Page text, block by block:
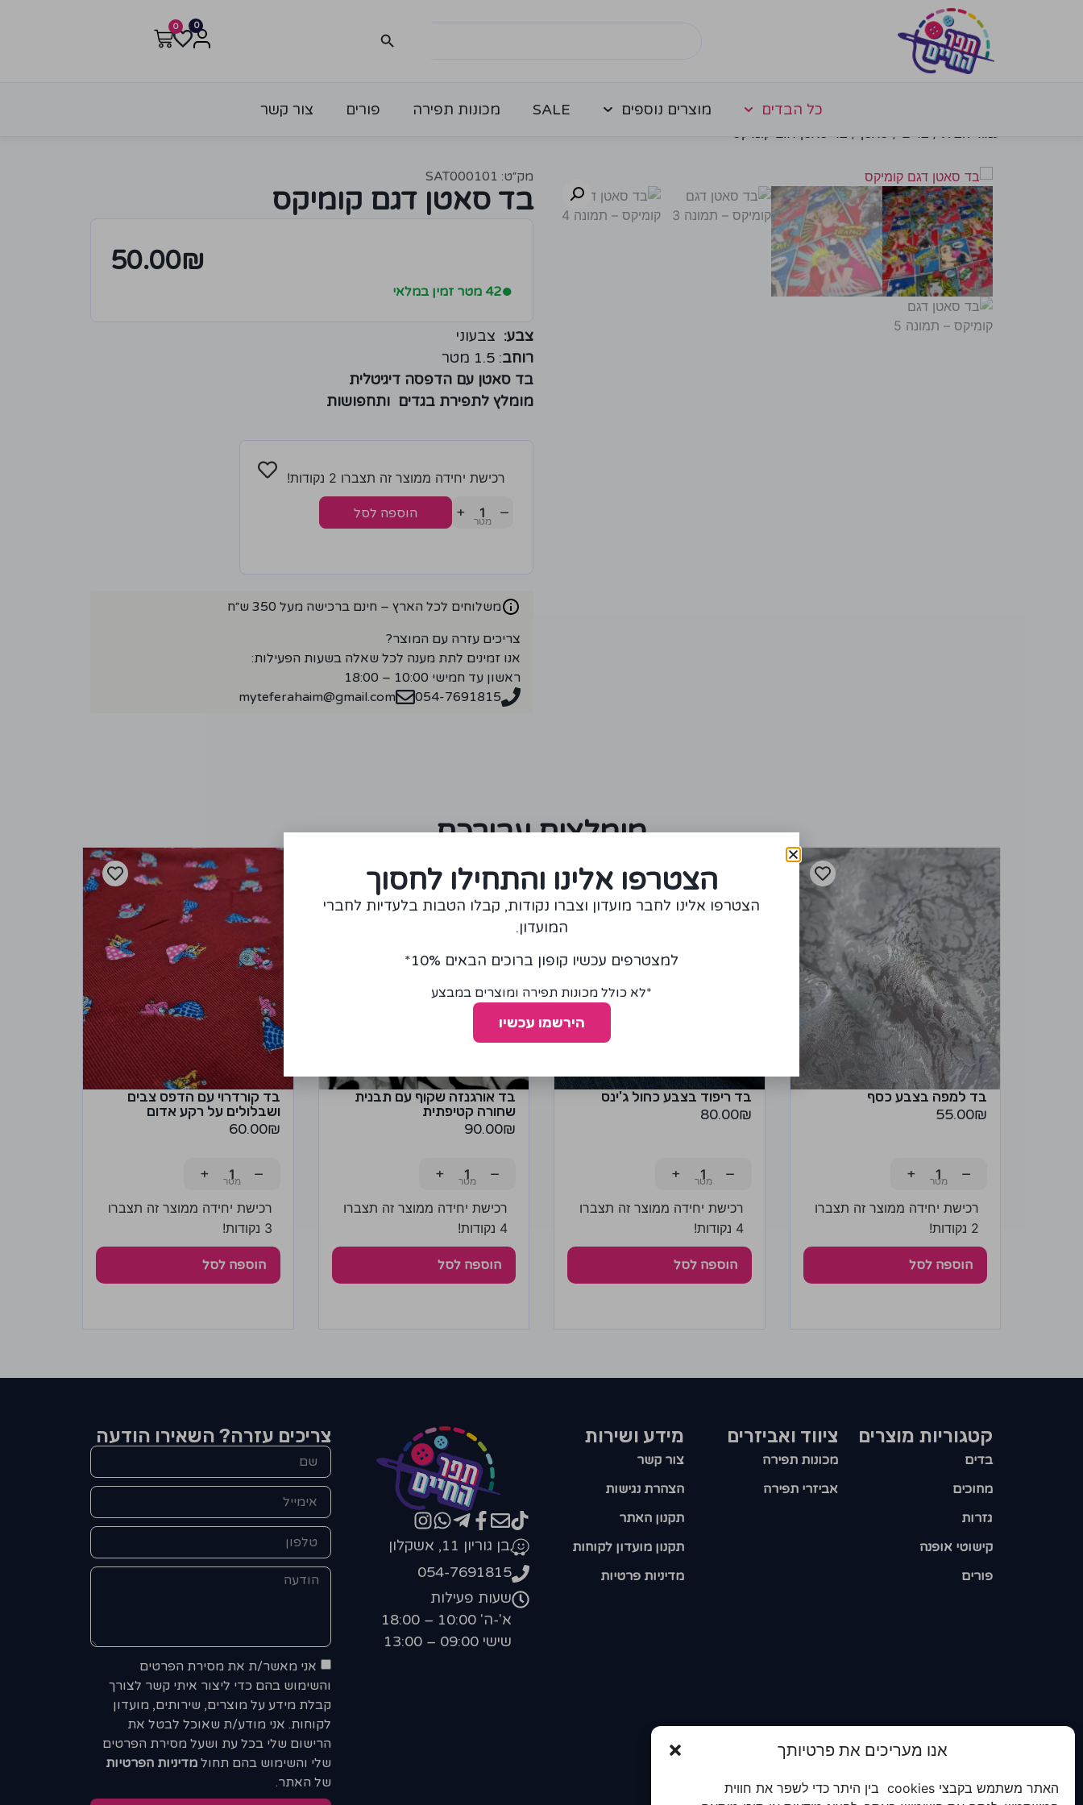
אנו מעריכים את פרטיותך
האתר משתמש בקבצי cookies בין היתר כדי לשפר את חווית
0
0
כל הבדים מוצרים נוספים SALE מכונות תפירה פורים צור קשר
מק״ט: SAT000101
בד סאטן דגם קומיקס
50.00₪
●42 מטר זמין במלאי
צבע: צבעוני
רוחב: 1.5 מטר
בד סאטן עם הדפסה דיגיטלית
מומלץ לתפירת בגדים ותחפושות
רכישת יחידה ממוצר זה תצברו 2 נקודות!
−
+ הוספה לסל
משלוחים לכל הארץ – חינם ברכישה מעל 350 ש״ח
צריכים עזרה עם המוצר?
אנו זמינים לתת מענה לכל שאלה בשעות הפעילות:
ראשון עד חמישי 10:00 – 18:00
054-7691815
myteferahaim@gmail.com
מומלצים עבורכם
בד למפה בצבע כסף
55.00₪
−
+
רכישת יחידה ממוצר זה תצברו
2 נקודות!
הוספה לסל
בד ריפוד בצבע כחול ג'ינס
80.00₪
−
+
רכישת יחידה ממוצר זה תצברו
4 נקודות!
הוספה לסל
בד אורגנזה שקוף עם תבנית
שחורה קטיפתית
90.00₪
−
+
רכישת יחידה ממוצר זה תצברו
4 נקודות!
הוספה לסל
בד קורדרוי עם הדפס צבים
ושבלולים על רקע אדום
60.00₪
−
+
רכישת יחידה ממוצר זה תצברו
3 נקודות!
הוספה לסל
קטגוריות מוצרים​
בדים
מחוכים
גזרות
קישוטי אופנה
פורים
ציווד ואביזרים
מכונות תפירה
אביזרי תפירה
מידע ושירות
צור קשר
הצהרת נגישות
תקנון האתר
תקנון מועדון לקוחות
מדיניות פרטיות
בן גוריון 11, אשקלון
054-7691815
שעות פעילות
א'-ה' 10:00 – 18:00
שישי 09:00 – 13:00
צריכים עזרה? השאירו הודעה
אני מאשר/ת את מסירת הפרטים
והשימוש בהם כדי ליצור איתי קשר לצורך
קבלת מידע על מוצרים, שירותים, מועדון
לקוחות. אני מודע/ת שאוכל לבטל את
הרישום שלי בכל עת ושעל מסירת הפרטים
שלי והשימוש בהם תחול מדיניות הפרטיות
של האתר.
הצטרפו אלינו והתחילו לחסוך
הצטרפו אלינו לחבר מועדון וצברו נקודות, קבלו הטבות בלעדיות לחברי
המועדון.
למצטרפים עכשיו קופון ברוכים הבאים 10%*
*לא כולל מכונות תפירה ומוצרים במבצע
הירשמו עכשיו